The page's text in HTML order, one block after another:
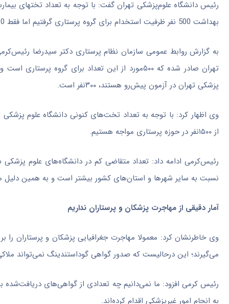
بهداشت 500 نفر ظرفیت استخدام برای گروه پرستاری گرفتیم اما فقط 300 نفر برای این آزمون ثبت نام کردند.
تهران صادر شده که ۵۰۰مورد از این تعداد برای
پزشکی تهران در آزمون پیش‌رو هستند، ۳۰۰نفر است
.
وی اظهار کرد: با توجه به تعداد تخت‌های کنونی دانشگاه علوم
از ۱۵۰۰نفر در حوزه پرستاری مواجه هستیم
.
رئیس‌کرمی ادامه داد: تعداد متقاضی کم در دانشگاه‌های علوم
نسبت به سایر شهرها و استان‌های کشور بیشتر است و به همین دلیل
آمار دقیقی از مهاجرت پزشکان و پرستاران نداریم
وی خاطرنشان کرد: معمولا مهاجرت جغرافیایی پزشکان و پرستاران
می‌گیرند؛ این درحالیست که صدور گواهی گوداستندینگ نمی‌تواند
به انجام امور غیرپزشکی اقدام کرده‌اند.